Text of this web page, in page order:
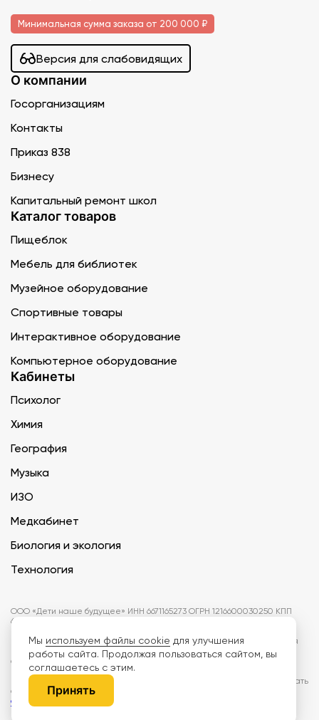
Минимальная сумма заказа от 200 000 ₽
Версия для слабовидящих
О компании
Госорганизациям
Контакты
Приказ 838
Бизнесу
Капитальный ремонт школ
Каталог товаров
Пищеблок
Мебель для библиотек
Музейное оборудование
Спортивные товары
Интерактивное оборудование
Компьютерное оборудование
Кабинеты
Психолог
Химия
География
Музыка
ИЗО
Медкабинет
Биология и экология
Технология
ООО «Дети наше будущее» ИНН 6671165273 ОГРН 1216600030250 КПП
667101001 БИК 046577674
Информация на сайте не является публичной офертой. Изображения
могут отличаться от поставляемых товаров. Поставщик оставляет за
собой право изменить цены и характеристики товаров без
предварительного уведомления заказчика, если это не влияет на
качество поставляемой продукции. Мы используем cookie, чтобы делать
сайт лучше. Пользуясь сайтом, вы соглашаетесь с
обработки персональных данных и политикой конфиденциальности.
Мы используем файлы cookie для улучшения
работы сайта. Продолжая пользоваться сайтом, вы
соглашаетесь с этим.
Принять